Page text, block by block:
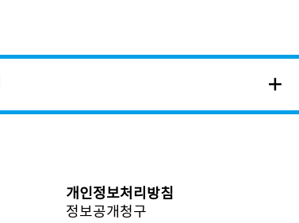
개인정보처리방침
정보공개청구